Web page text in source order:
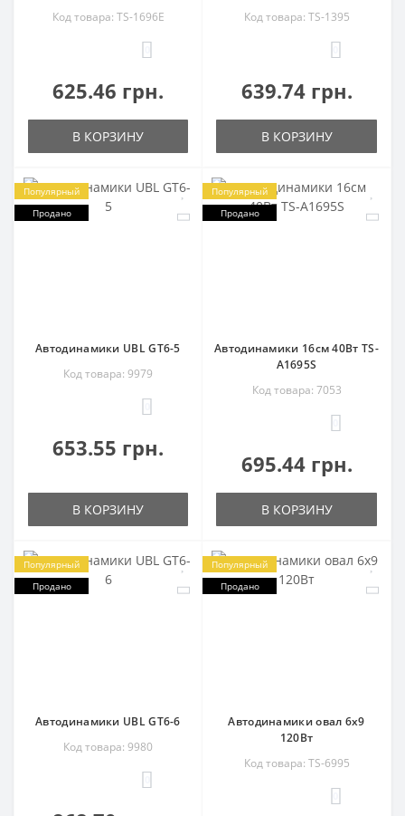
Код товара: TS-1696E
625.46 грн.
В КОРЗИНУ
Код товара: TS-1395
639.74 грн.
В КОРЗИНУ
Популярный
Продано
Автодинамики UBL GT6-5
Код товара: 9979
653.55 грн.
В КОРЗИНУ
Популярный
Продано
Автодинамики 16см 40Вт TS-
A1695S
Код товара: 7053
695.44 грн.
В КОРЗИНУ
Популярный
Продано
Автодинамики UBL GT6-6
Код товара: 9980
Популярный
Продано
Автодинамики овал 6х9
120Вт
Код товара: TS-6995